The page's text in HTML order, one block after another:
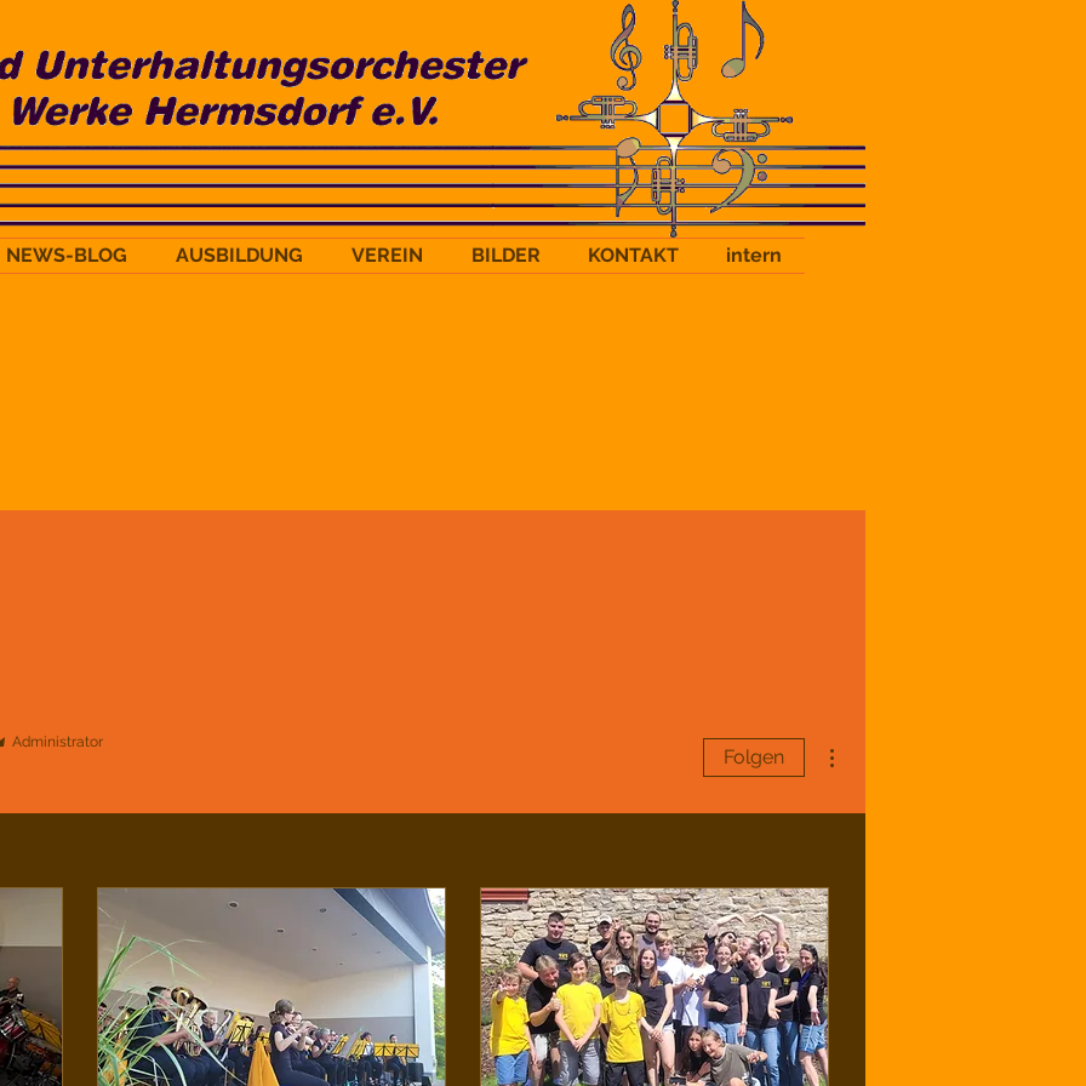
NEWS-BLOG AUSBILDUNG VEREIN BILDER KONTAKT intern
Administrator
Folgen